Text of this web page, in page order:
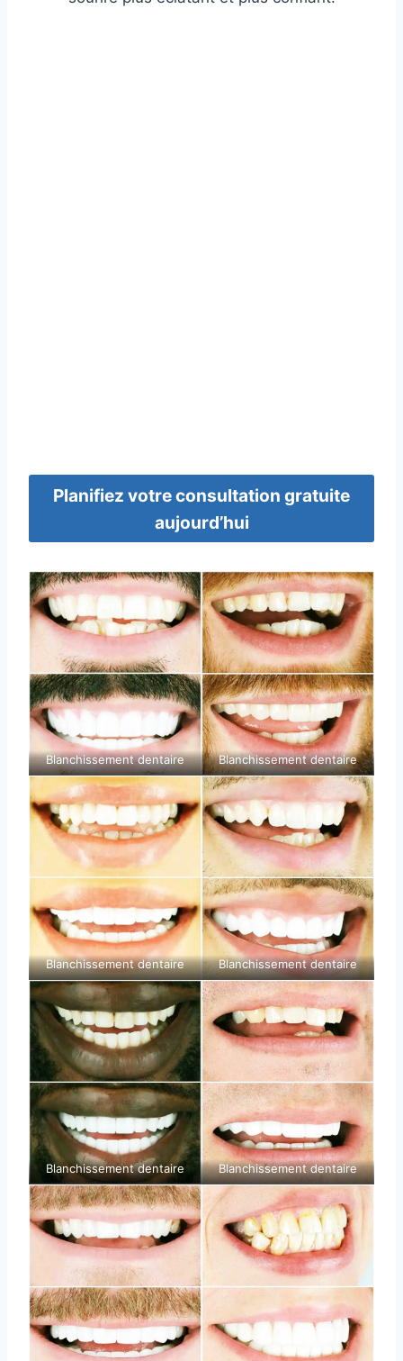
Planifiez votre consultation gratuite
aujourd’hui
Blanchissement dentaire Blanchissement dentaire
Blanchissement dentaire Blanchissement dentaire
Blanchissement dentaire Blanchissement dentaire